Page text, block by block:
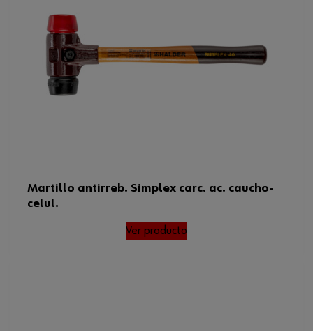
Martillo antirreb. Simplex carc. ac. caucho-
celul.
Ver producto